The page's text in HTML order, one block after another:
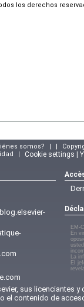
los derechos
somos? | |
| Cookie settings |
blog.elsevier-
EM-
En
La
El
sus licenciantes
el contenido de